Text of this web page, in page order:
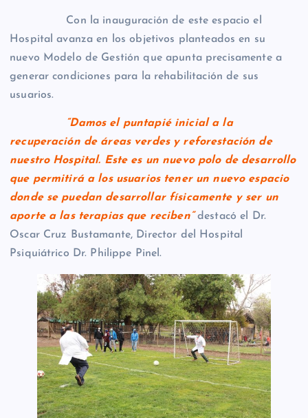
Con la inauguración de este espacio el
Hospital avanza en los objetivos planteados en su
nuevo Modelo de Gestión que apunta precisamente a
generar condiciones para la rehabilitación de sus
usuarios.
“Damos el puntapié inicial a la
recuperación de áreas verdes y reforestación de
nuestro Hospital. Este es un nuevo polo de desarrollo
que permitirá a los usuarios tener un nuevo espacio
donde se puedan desarrollar físicamente y ser un
aporte a las terapias que reciben”destacó el Dr.
Oscar Cruz Bustamante, Director del Hospital
Psiquiátrico Dr. Philippe Pinel.